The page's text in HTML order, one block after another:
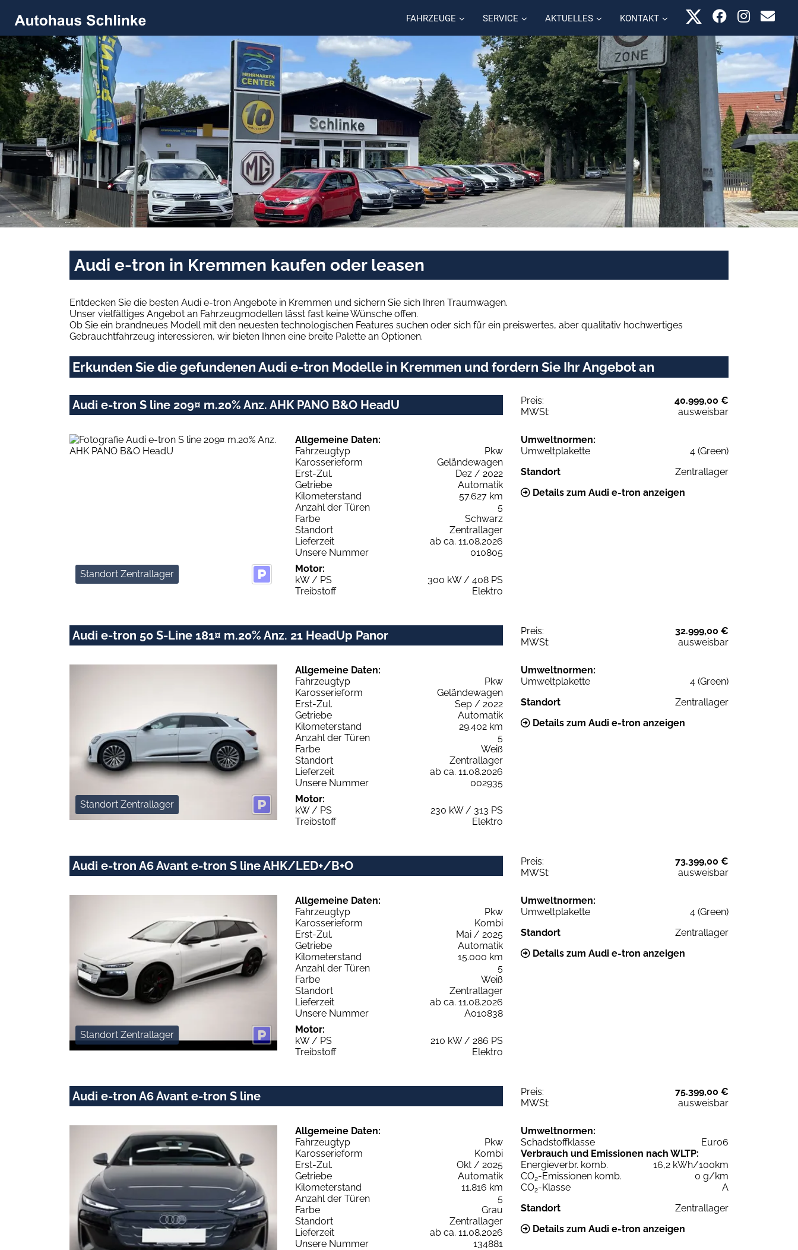
FAHRZEUGE SERVICE AKTUELLES KONTAKT
Audi e-tron in Kremmen kaufen oder leasen
Entdecken Sie die besten Audi e-tron Angebote in Kremmen und sichern Sie sich Ihren Traumwagen.
Unser vielfältiges Angebot an Fahrzeugmodellen lässt fast keine Wünsche offen.
Ob Sie ein brandneues Modell mit den neuesten technologischen Features suchen oder sich für ein preiswertes, aber qualitativ hochwertiges
Gebrauchtfahrzeug interessieren, wir bieten Ihnen eine breite Palette an Optionen.
Erkunden Sie die gefundenen Audi e-tron Modelle in Kremmen und fordern Sie Ihr Angebot an
Audi e-tron S line 209¤ m.20% Anz. AHK PANO B&O HeadU Preis:
40.999,00 €
MWSt:
ausweisbar
Standort Zentrallager
Allgemeine Daten:
Fahrzeugtyp
Pkw
Karosserieform
Geländewagen
Erst-Zul.
Dez / 2022
Getriebe
Automatik
Kilometerstand
57.627 km
Anzahl der Türen
5
Farbe
Schwarz
Standort
Zentrallager
Lieferzeit
ab ca. 11.08.2026
Unsere Nummer
010805
Motor:
kW / PS
300 kW / 408 PS
Treibstoff
Elektro
Umweltnormen:
Umweltplakette
4 (Green)
Standort
Zentrallager
Details zum Audi e-tron anzeigen
Audi e-tron 50 S-Line 181¤ m.20% Anz. 21 HeadUp Panor Preis:
32.999,00 €
MWSt:
ausweisbar
Standort Zentrallager
Allgemeine Daten:
Fahrzeugtyp
Pkw
Karosserieform
Geländewagen
Erst-Zul.
Sep / 2022
Getriebe
Automatik
Kilometerstand
29.402 km
Anzahl der Türen
5
Farbe
Weiß
Standort
Zentrallager
Lieferzeit
ab ca. 11.08.2026
Unsere Nummer
002935
Motor:
kW / PS
230 kW / 313 PS
Treibstoff
Elektro
Umweltnormen:
Umweltplakette
4 (Green)
Standort
Zentrallager
Details zum Audi e-tron anzeigen
Audi e-tron A6 Avant e-tron S line AHK/LED+/B+O Preis:
73.399,00 €
MWSt:
ausweisbar
Standort Zentrallager
Allgemeine Daten:
Fahrzeugtyp
Pkw
Karosserieform
Kombi
Erst-Zul.
Mai / 2025
Getriebe
Automatik
Kilometerstand
15.000 km
Anzahl der Türen
5
Farbe
Weiß
Standort
Zentrallager
Lieferzeit
ab ca. 11.08.2026
Unsere Nummer
A010838
Motor:
kW / PS
210 kW / 286 PS
Treibstoff
Elektro
Umweltnormen:
Umweltplakette
4 (Green)
Standort
Zentrallager
Details zum Audi e-tron anzeigen
Audi e-tron A6 Avant e-tron S line Preis:
75.399,00 €
MWSt:
ausweisbar
Allgemeine Daten:
Fahrzeugtyp
Pkw
Karosserieform
Kombi
Erst-Zul.
Okt / 2025
Getriebe
Automatik
Kilometerstand
11.816 km
Anzahl der Türen
5
Farbe
Grau
Standort
Zentrallager
Lieferzeit
ab ca. 11.08.2026
Unsere Nummer
134881
Umweltnormen:
Schadstoffklasse
Euro6
Verbrauch und Emissionen nach WLTP:
Energieverbr. komb.
16,2 kWh/100km
CO2-Emissionen komb.
0 g/km
CO2-Klasse
A
Standort
Zentrallager
Details zum Audi e-tron anzeigen